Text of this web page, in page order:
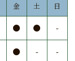
金 土 日
● ●
-
● - -